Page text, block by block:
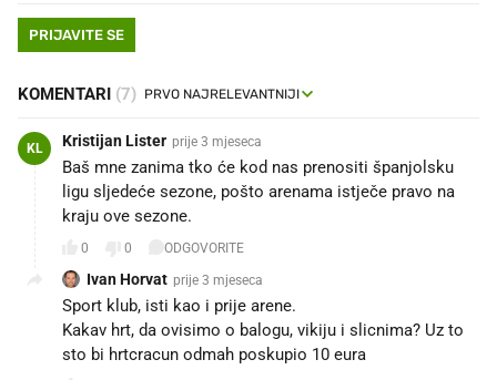
PRIJAVITE SE
KOMENTARI (7)
KL Kristijan Lister prije 3 mjeseca
Baš mne zanima tko će kod nas prenositi španjolsku
ligu sljedeće sezone, pošto arenama istječe pravo na
kraju ove sezone.
0 0 ODGOVORITE
Ivan Horvat prije 3 mjeseca
Sport klub, isti kao i prije arene.
Kakav hrt, da ovisimo o balogu, vikiju i slicnima? Uz to
sto bi hrtcracun odmah poskupio 10 eura